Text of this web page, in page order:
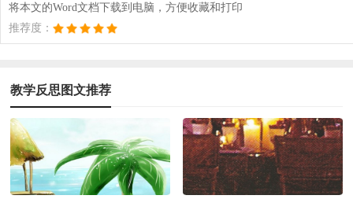
将本文的Word文档下载到电脑，方便收藏和打印
推荐度：
教学反思图文推荐